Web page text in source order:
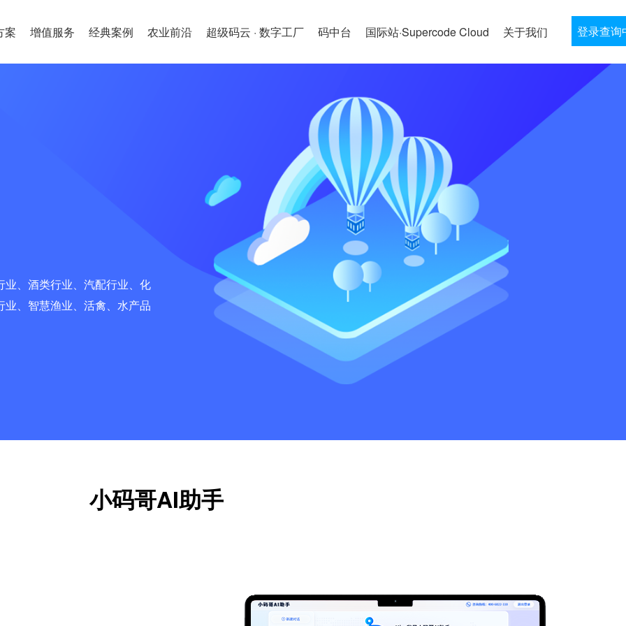
案 增值服务 经典案例 农业前沿 超级码云 · 数字工厂 码中台 国际站·Supercode Cloud 关于我们 登录查询
、酒类行业、汽配行业、化
、智慧渔业、活禽、水产品
小码哥AI助手